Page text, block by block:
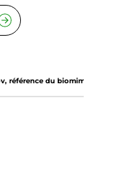
référence du biomimétisme